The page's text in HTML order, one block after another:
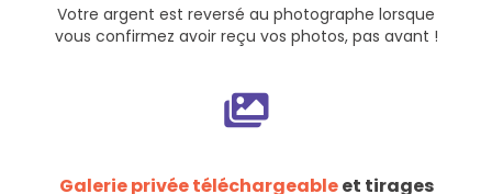
Votre argent est reversé au photographe lorsque
vous confirmez avoir reçu vos photos, pas avant !
Galerie privée téléchargeableet tirages